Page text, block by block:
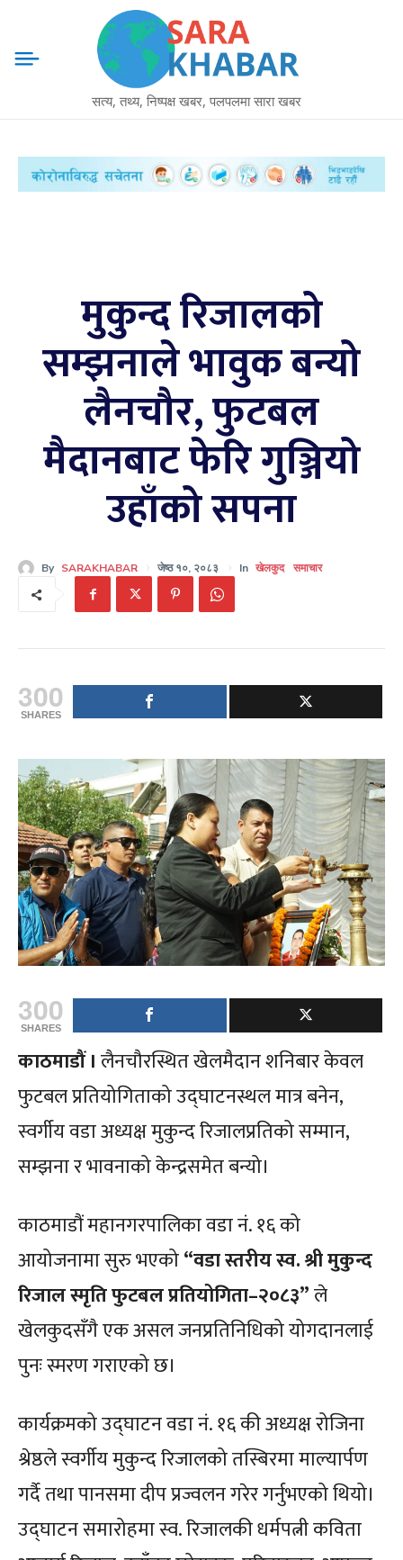
सत्य, तथ्य, निष्पक्ष खबर, पलपलमा सारा खबर
मुकुन्द रिजालको
सम्झनाले भावुक बन्यो
लैनचौर, फुटबल
मैदानबाट फेरि गुञ्जियो
उहाँको सपना
By SARAKHABAR जेष्ठ १०, २०८३ In खेलकुद समाचार
300
SHARES
300
SHARES
काठमाडौं ।लैनचौरस्थित खेलमैदान शनिबार केवल
फुटबल प्रतियोगिताको उद्घाटनस्थल मात्र बनेन,
स्वर्गीय वडा अध्यक्ष मुकुन्द रिजालप्रतिको सम्मान,
सम्झना र भावनाको केन्द्रसमेत बन्यो।
काठमाडौं महानगरपालिका वडा नं. १६ को
आयोजनामा सुरु भएको“वडा स्तरीय स्व. श्री मुकुन्द
रिजाल स्मृति फुटबल प्रतियोगिता–२०८३”ले
खेलकुदसँगै एक असल जनप्रतिनिधिको योगदानलाई
पुनः स्मरण गराएको छ।
कार्यक्रमको उद्घाटन वडा नं. १६ की अध्यक्ष रोजिना
श्रेष्ठले स्वर्गीय मुकुन्द रिजालको तस्बिरमा माल्यार्पण
गर्दै तथा पानसमा दीप प्रज्वलन गरेर गर्नुभएको थियो।
उद्घाटन समारोहमा स्व. रिजालकी धर्मपत्नी कविता